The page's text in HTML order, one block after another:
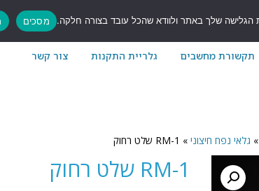
תקשורת מחשבים גלריית התקנות צור קשר
» גלאי נפח חיצוני » RM-1 שלט רחוק
RM-1 שלט רחוק
מסכים